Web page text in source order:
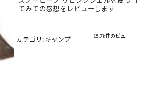
てみての感想をレビューします
15.7k件のビュー
カテゴリ: キャンプ